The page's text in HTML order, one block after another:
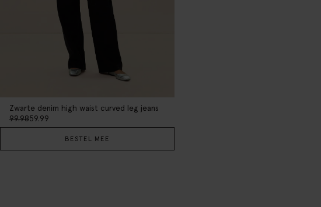
Zwarte denim high waist curved leg jeans
99.9859.99
BESTEL MEE